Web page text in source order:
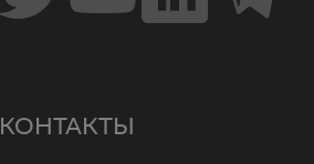
КОНТАКТЫ